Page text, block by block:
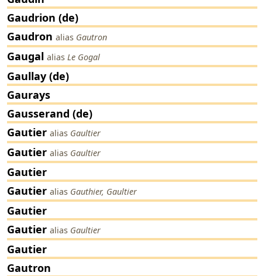
Gaudrion (de)
Gaudron alias Gautron
Gaugal alias Le Gogal
Gaullay (de)
Gaurays
Gausserand (de)
Gautier alias Gaultier
Gautier alias Gaultier
Gautier
Gautier alias Gauthier, Gaultier
Gautier
Gautier alias Gaultier
Gautier
Gautron